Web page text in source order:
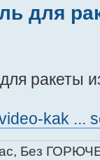
для
для ракеты
kak ...
Без